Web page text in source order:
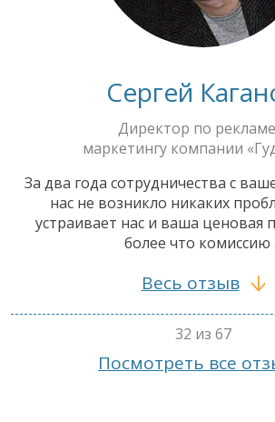
Сергей
Директор по
маркетингу компании
За два года сотрудничества с
нас не возникло никаких
устраивает нас и ваша ценовая
более что комиссию
Весь отзыв
32 из 67
Посмотреть все